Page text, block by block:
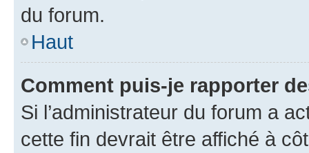
du forum.
Haut
Comment puis-je rapporter
Si l’administrateur du forum a
cette fin devrait être affiché à